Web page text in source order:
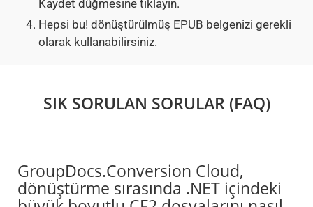
Kaydet düğmesine tıklayın.
Hepsi bu! dönüştürülmüş EPUB belgenizi gerekli
olarak kullanabilirsiniz.
SIK SORULAN SORULAR (FAQ)
GroupDocs.Conversion Cloud,
dönüştürme sırasında .NET içindeki